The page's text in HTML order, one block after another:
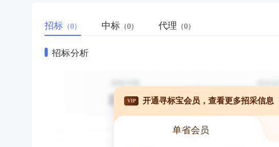
招标 （0） 中标 （0） 代理 （0）
招标分析
VIP 开通寻标宝会员，查看更多招采信息
单省会员